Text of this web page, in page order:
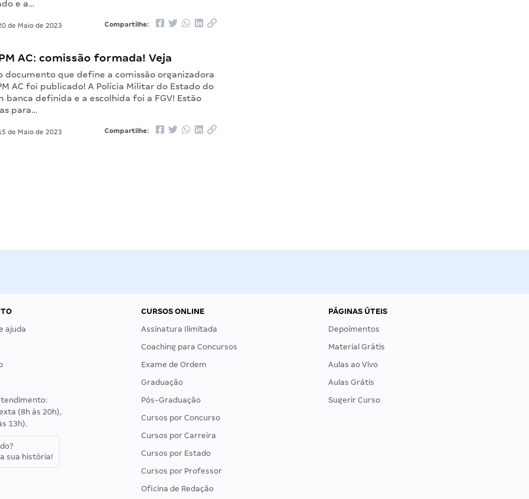
e a…
de Maio de 2023 Compartilhe:
AC: comissão formada! Veja
documento que define a comissão organizadora
AC foi publicado! A Polícia Militar do Estado do
banca definida e a escolhida foi a FGV! Estão
para…
de Maio de 2023 Compartilhe:
ajuda
(8h às 20h),
13h).
sua história!
CURSOS ONLINE
Assinatura Ilimitada
Coaching para Concursos
Exame de Ordem
Graduação
Pós-Graduação
Cursos por Concurso
Cursos por Carreira
Cursos por Estado
Cursos por Professor
Oficina de Redação
PÁGINAS ÚTEIS
Depoimentos
Material Grátis
Aulas ao Vivo
Aulas Grátis
Sugerir Curso